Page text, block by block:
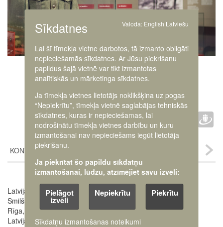
IETEIKT :
KONTAKTI
Latvijas Kara muzejs
Smilšu iela 20
Rīga, LV-1050,
Latvija
Image
Sīkdatnes Valoda: English Latviešu
Lai šī tīmekļa vietne darbotos, tā izmanto obligāti
nepieciešamās sīkdatnes. Ar Jūsu piekrišanu
papildus šajā vietnē var tikt izmantotas
analītiskās un mārketinga sīkdatnes.
Ja tīmekļa vietnes lietotājs noklikšķina uz pogas
“Nepiekrītu”, tīmekļa vietnē saglabājas tehniskās
sīkdatnes, kuras ir nepieciešamas, lai
nodrošinātu tīmekļa vietnes darbību un kuru
izmantošanai nav nepieciešams iegūt lietotāja
piekrišanu.
Ja piekrītat šo papildu sīkdatņu
izmantošanai, lūdzu, atzīmējiet savu izvēli:
Pielāgot
izvēli
Nepiekrītu Piekrītu
Sīkdatņu izmantošanas noteikumi